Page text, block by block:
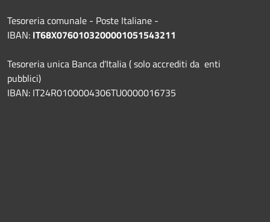
Tesoreria comunale - Poste Italiane -
IBAN: IT68X0760103200001051543211
Tesoreria unica Banca d'Italia ( solo accrediti da enti
pubblici)
IBAN: IT24R0100004306TU0000016735